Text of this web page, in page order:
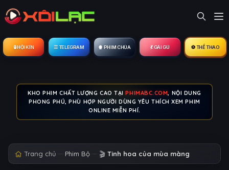
🔒︎ HỘI KÍN ☰ TELEGRAM 🍿 PHIM CHÙA 💃 GÁI GÚ ⚽ THỂ THAO
KHO PHIM CHẤT LƯỢNG CAO TẠIPHIMABC.COM, NỘI DUNG
PHONG PHÚ, PHÙ HỢP NGƯỜI DÙNG YÊU THÍCH XEM PHIM
ONLINE MIỄN PHÍ.
Trang chủ Phim Bộ 🎬 Tinh hoa của mùa màng